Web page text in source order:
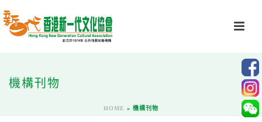
機構刊物
HOME » 機構刊物